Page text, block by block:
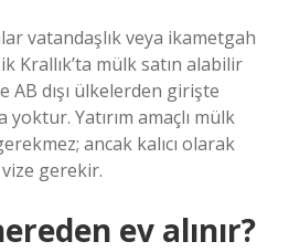
vatandaşlık veya ikametgah
Krallık’ta mülk satın alabilir
AB dışı ülkelerden girişte
yoktur. Yatırım amaçlı mülk
ancak kalıcı olarak
gerekir.
ev alınır?